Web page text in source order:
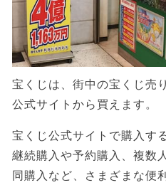
宝くじは、街中の宝くじ売
公式サイトから買えます。
宝くじ公式サイトで購入す
継続購入や予約購入、複数
同購入など、さまざまな便